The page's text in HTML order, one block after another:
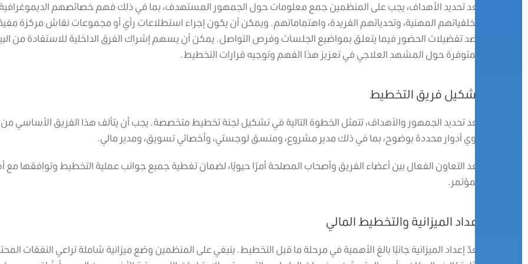
بعد تحديد الأهداف، يجب على المنظمين جمع معلومات حول الجمهور المستهدف، بما في ذلك فهم خصائصهم
وخلفياتهم المهنية، وتحدياتهم الفريدة، واهتماماتهم. ويمكن أن يكون إجراء استطلاعات رأي أو مجموعات نقاش مركزة
رصد تفضيلات الحضور فيما يتعلق بمواضيع الجلسات وفرص التواصل. يمكن أن يسهم إشراك الفرق الداخلية للاستفادة من
المتوفرة حول المشهد العلاجي في تعزيز هذا الفهم وتوجيه قرارات التخطيط.
تشكيل فريق التخطيط
بعد تحديد الجمهور والأهداف، تتمثل الخطوة التالية في تشكيل لجنة تخطيط متخصصة. يجب أن يتألف هذا الفريق الأساسي من
ذوي أدوار محددة بوضوح، بما في ذلك مدير مشروع، ومنسق لوجستي، وأخصائي تسويق، ومدير مالي.
يعد التعاون الفعال بين أعضاء الفريق وأصحاب المصلحة أمرًا حيويًا، لضمان تغطية جميع جوانب عملية التخطيط وتوافقها مع
المؤتمر.
إعداد الميزانية والتخطيط المالي
يعدّ إعداد الميزانية جانبًا بالغ الأهمية في مرحلة ما قبل التخطيط. ينبغي على المنظمين وضع ميزانية شاملة تراعي النفقات